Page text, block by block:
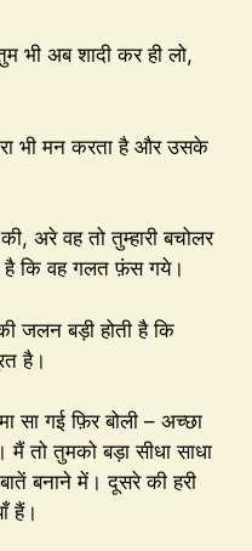
भी अब शादी कर ही लो,
भी मन करता है और उसके
अरे वह तो तुम्हारी बचोलर
कि वह गलत फ़ंस गये।
जलन बड़ी होती है कि
है।
सा गई फ़िर बोली – अच्छा
तो तुमको बड़ा सीधा साधा
बनाने में। दूसरे की हरी
हैं।